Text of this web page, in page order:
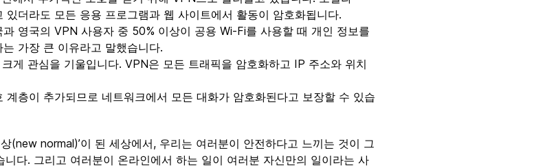
더라도 모든 응용 프로그램과 웹 사이트에서 활동이 암호화됩니다.
영국의 VPN 사용자 중 50% 이상이 공용 Wi-Fi를 사용할 때 개인 정보를
가장 큰 이유라고 말했습니다.
게 관심을 기울입니다. VPN은 모든 트래픽을 암호화하고 IP 주소와 위치
층이 추가되므로 네트워크에서 모든 대화가 암호화된다고 보장할 수 있습
상(new normal)’이 된 세상에서, 우리는 여러분이 안전하다고 느끼는 것이 그
다. 그리고 여러분이 온라인에서 하는 일이 여러분 자신만의 일이라는 사